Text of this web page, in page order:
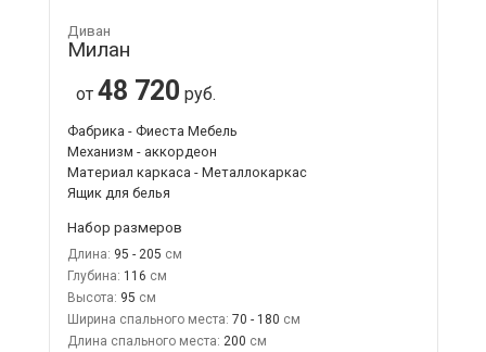
Диван
Милан
от 48 720 руб.
Фабрика - Фиеста Мебель
Механизм - аккордеон
Материал каркаса - Металлокаркас
Ящик для белья
Набор размеров
Длина: 95 - 205
Глубина: 116
Высота: 95
Ширина спального места: 70 - 180
Длина спального места: 200